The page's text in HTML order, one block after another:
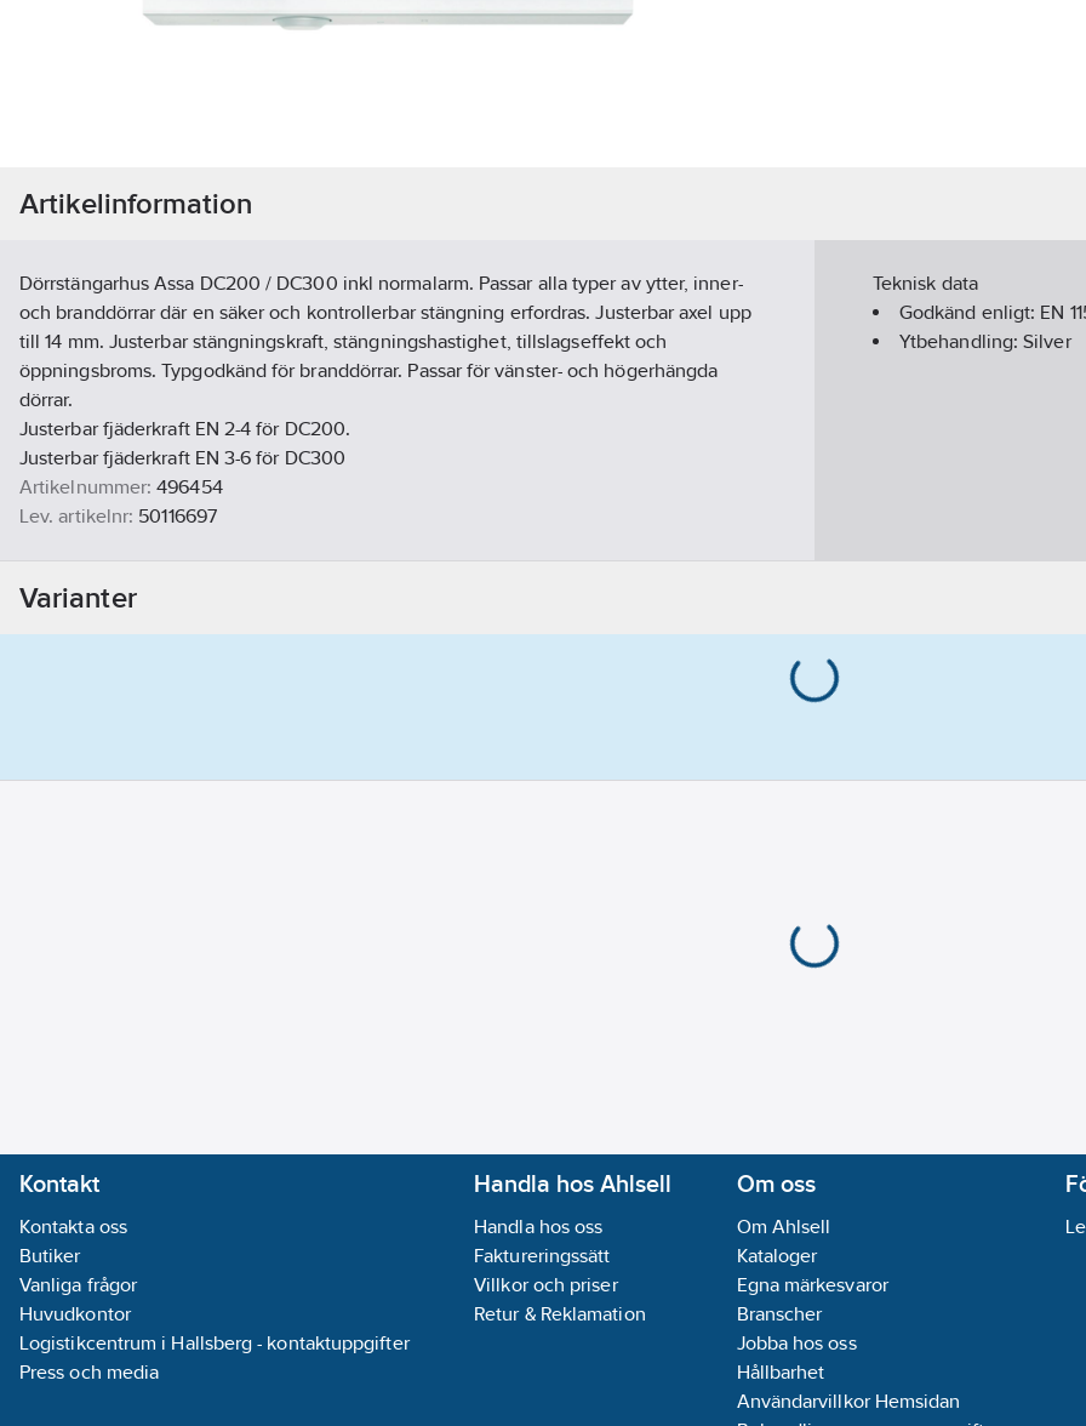
Artikelinformation
Dörrstängarhus Assa DC200 / DC300 inkl normalarm. Passar alla typer av ytter, inner-
och branddörrar där en säker och kontrollerbar stängning erfordras. Justerbar axel upp
till 14 mm. Justerbar stängningskraft, stängningshastighet, tillslagseffekt och
öppningsbroms. Typgodkänd för branddörrar. Passar för vänster- och högerhängda
dörrar.
Justerbar fjäderkraft EN 2-4 för DC200.
Justerbar fjäderkraft EN 3-6 för DC300
Artikelnummer: 496454
Lev. artikelnr: 50116697
Materialklass
Teknisk data
Godkänd enligt: EN
Ytbehandling:Silver
Varianter
Kontakt
Kontakta oss
Butiker
Vanliga frågor
Huvudkontor
Logistikcentrum i Hallsberg - kontaktuppgifter
Press och media
Handla hos Ahlsell
Handla hos oss
Faktureringssätt
Villkor och priser
Retur & Reklamation
Om oss
Om Ahlsell
Kataloger
Egna märkesvaror
Branscher
Jobba hos oss
Hållbarhet
Användarvillkor Hemsidan